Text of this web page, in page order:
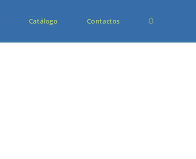
Catálogo Contactos